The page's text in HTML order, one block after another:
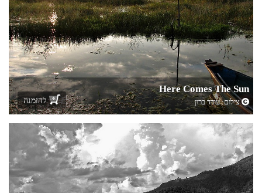
Here Comes The Sun
צילום:עודד ברון להזמנה